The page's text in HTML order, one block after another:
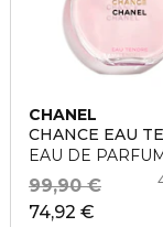
CHANEL
CHANCE EAU
EAU DE
74,92 €
99,90 €